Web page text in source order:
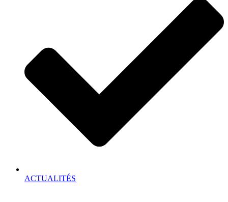
ACTUALITÉS